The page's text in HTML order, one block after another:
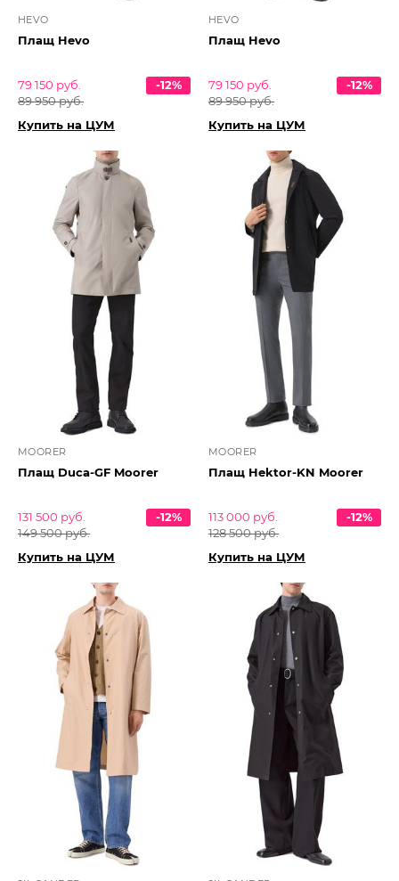
HEVO
Плащ Hevo
79 150 руб.
89 950 руб.
-12%
Купить на ЦУМ
HEVO
Плащ Hevo
79 150 руб.
89 950 руб.
-12%
Купить на ЦУМ
MOORER
Плащ Duca-GF Moorer
131 500 руб.
149 500 руб.
-12%
Купить на ЦУМ
MOORER
Плащ Hektor-KN Moorer
113 000 руб.
128 500 руб.
-12%
Купить на ЦУМ